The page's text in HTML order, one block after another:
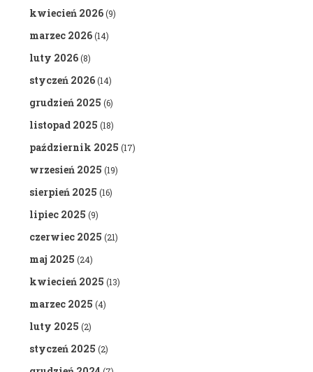
kwiecień 2026(9)
marzec 2026(14)
luty 2026(8)
styczeń 2026(14)
grudzień 2025 (6)
listopad 2025 (18)
październik 2025 (17)
wrzesień 2025 (19)
sierpień 2025 (16)
lipiec 2025 (9)
czerwiec 2025 (21)
maj 2025 (24)
kwiecień 2025 (13)
marzec 2025 (4)
luty 2025 (2)
styczeń 2025 (2)